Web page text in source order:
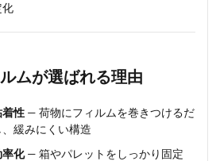
化
ムが選ばれる理由
性 — 荷物にフィルムを巻きつけるだ
緩みにくい構造
化— 箱やパレットをしっかり固定